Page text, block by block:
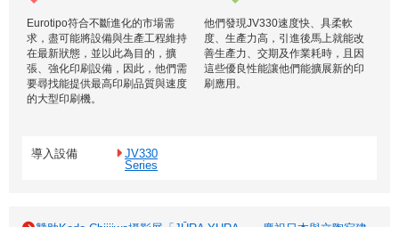
Eurotipo符合不斷進化的市場需
求，盡可能將設備與生產工程維持
在最新狀態，並以此為目的，擴
張、強化印刷設備，因此，他們需
要尋找能提供最高印刷品質與速度
的大型印刷機。
他們發現JV330速度快、具柔軟
度、生產力高，引進後馬上就能改
善生產力、交期及作業耗時，且因
這些優良性能讓他們能擴展新的印
刷應用。
導入設備
JV330
Series